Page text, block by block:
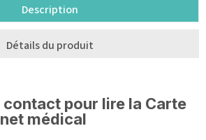
Description
Détails du produit
pour lire la Carte
médical